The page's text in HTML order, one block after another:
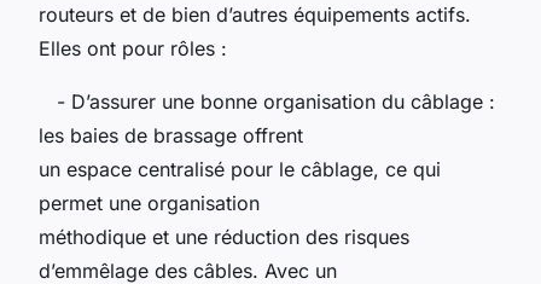
routeurs et de bien d’autres équipements actifs.
Elles ont pour rôles :
- D’assurer une bonne organisation du câblage :
les baies de brassage offrent
un espace centralisé pour le câblage, ce qui
permet une organisation
méthodique et une réduction des risques
d’emmêlage des câbles. Avec un